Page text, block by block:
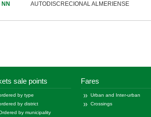
AUTODISCRECIONAL ALMERIENSE
sale points
by type
by district
by municipality
Fares
Urban and Inter-urban
Crossings